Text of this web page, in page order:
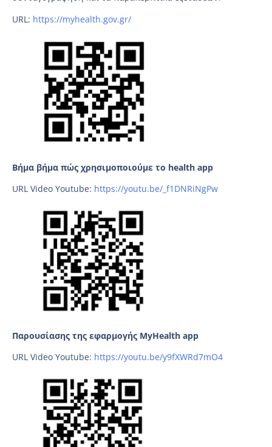
URL: https://myhealth.gov.gr/
Βήμα βήμα πώς χρησιμοποιούμε το health app
URL Video Youtube: https://youtu.be/_f1DNRiNgPw
Παρουσίασης της εφαρμογής MyHealth app
URL Video Youtube: https://youtu.be/y9fXWRd7mO4